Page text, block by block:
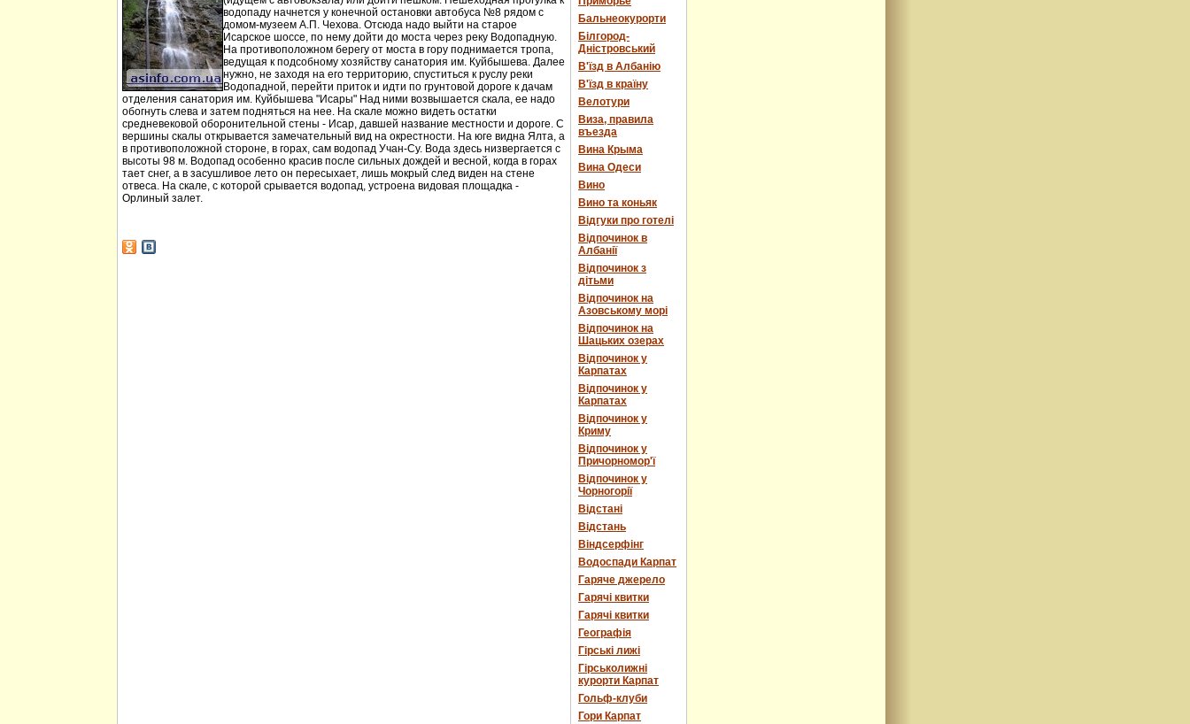
водопаду начнется у конечной остановки автобуса №8 рядом с
домом-музеем А.П. Чехова. Отсюда надо выйти на старое
Исарское шоссе, по нему дойти до моста через реку Водопадную.
На противоположном берегу от моста в гору поднимается тропа,
ведущая к подсобному хозяйству санатория им. Куйбышева. Далее
нужно, не заходя на его территорию, спуститься к руслу реки
Водопадной, перейти приток и идти по грунтовой дороге к дачам
отделения санатория им. Куйбышева "Исары" Над ними возвышается скала, ее надо
обогнуть слева и затем подняться на нее. На скале можно видеть остатки
средневековой оборонительной стены - Исар, давшей название местности и дороге. С
вершины скалы открывается замечательный вид на окрестности. На юге видна Ялта, а
в противоположной стороне, в горах, сам водопад Учан-Су. Вода здесь низвергается с
высоты 98 м. Водопад особенно красив после сильных дождей и весной, когда в горах
тает снег, а в засушливое лето он пересыхает, лишь мокрый след виден на стене
отвеса. На скале, с которой срывается водопад, устроена видовая площадка -
Орлиный залет.
Бальнеокурорти
Білгород-
Дністровський
В'їзд в Албанію
В'їзд в країну
Велотури
Виза, правила
въезда
Вина Крыма
Вина Одеси
Вино
Вино та коньяк
Відгуки про готелі
Відпочинок в
Албанії
Відпочинок з
дітьми
Відпочинок на
Азовському морі
Відпочинок на
Шацьких озерах
Відпочинок у
Карпатах
Відпочинок у
Карпатах
Відпочинок у
Криму
Відпочинок у
Причорномор'ї
Відпочинок у
Чорногорії
Відстані
Відстань
Віндсерфінг
Водоспади Карпат
Гаряче джерело
Гарячі квитки
Гарячі квитки
Географія
Гірські лижі
Гірськолижні
курорти Карпат
Гольф-клуби
Гори Карпат